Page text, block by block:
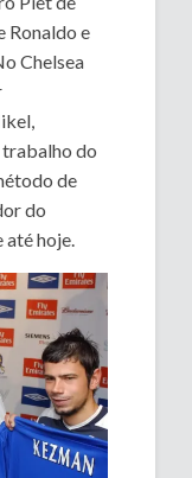
Ronaldo e
Chelsea
do
de
do
até hoje.